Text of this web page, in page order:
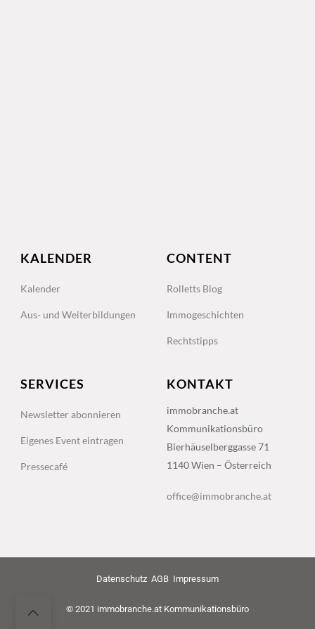
KALENDER
Kalender
Aus- und Weiterbildungen
CONTENT
Rolletts Blog
Immogeschichten
Rechtstipps
SERVICES
Newsletter abonnieren
Eigenes Event eintragen
Pressecafé
KONTAKT
immobranche.at
Kommunikationsbüro
Bierhäuselberggasse 71
1140 Wien – Österreich
office@immobranche.at
Datenschutz AGB Impressum
© 2021 immobranche.at Kommunikationsbüro